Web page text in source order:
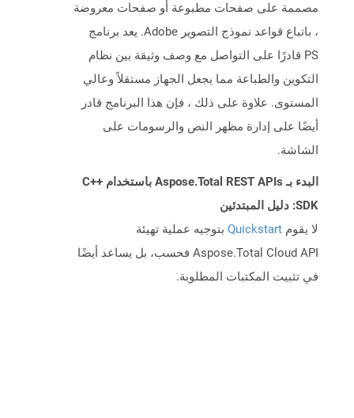
مصممة على صفحات مطبوعة أو صفحات معروضة
، باتباع قواعد نموذج التصوير Adobe. يعد برنامج
PS قادرًا على التواصل مع وصف وثيقة بين نظام
التكوين والطباعة مما يجعل الجهاز مستقلاً وعالي
المستوى. علاوة على ذلك ، فإن هذا البرنامج قادر
أيضًا على إدارة مظهر النص والرسومات على
الشاشة.
البدء بـ Aspose.Total REST APIs باستخدام C++
SDK: دليل المبتدئين
لا يقوم Quickstart بتوجيه عملية تهيئة
Aspose.Total Cloud API فحسب، بل يساعد أيضًا
في تثبيت المكتبات المطلوبة.